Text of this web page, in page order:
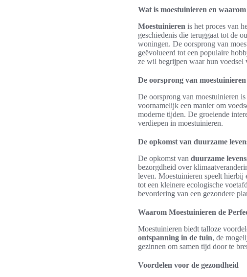
Wat is moestuinieren en
Moestuinieren is het proces van
geschiedenis die teruggaat tot de
woningen. De oorsprong van
geëvolueerd tot een populaire
ze wil begrijpen waar hun voedsel
De oorsprong van moestuinieren
De oorsprong van moestuinieren
voornamelijk een manier om
moderne tijden. De groeiende
verdiepen in moestuinieren.
De opkomst van duurzame
De opkomst van duurzame
bezorgdheid over
leven. Moestuinieren speelt hierbij
tot een kleinere ecologische
bevordering van een gezondere
Waarom Moestuinieren de
Moestuinieren biedt talloze
ontspanning in de tuin, de
gezinnen om samen tijd door te
Voordelen voor de gezondheid